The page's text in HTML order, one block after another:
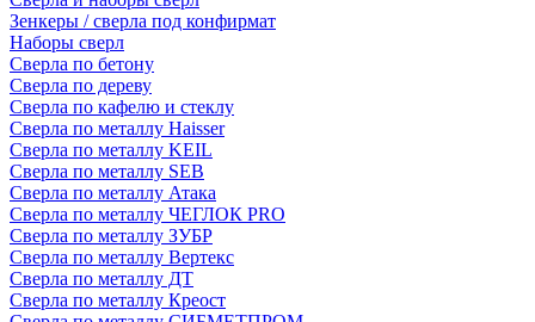
Зенкеры / сверла под конфирмат
Наборы сверл
Сверла по бетону
Сверла по дереву
Сверла по кафелю и стеклу
Сверла по металлу Haisser
Сверла по металлу KEIL
Сверла по металлу SEB
Сверла по металлу Атака
Сверла по металлу ЧЕГЛОК PRO
Сверла по металлу ЗУБР
Сверла по металлу Вертекс
Сверла по металлу ДТ
Сверла по металлу Креост